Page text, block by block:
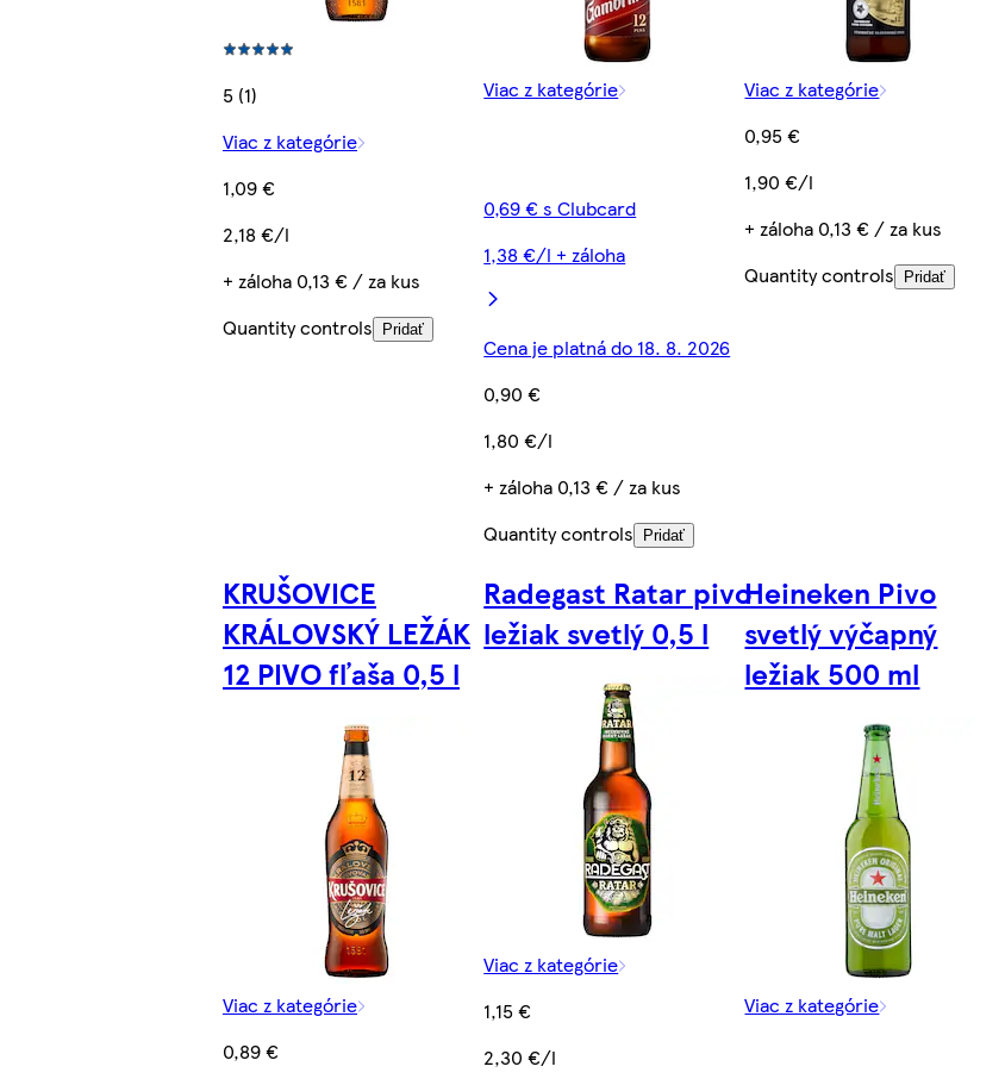
5 (1)
Viac z kategórie
1,09 €
2,18 €/l
+ záloha 0,13 € / za kus
Quantity controls Pridať
Viac z kategórie
0,69 € s Clubcard
1,38 €/l + záloha
Cena je platná do 18. 8. 2026
0,90 €
1,80 €/l
+ záloha 0,13 € / za kus
Quantity controls Pridať
Viac z kategórie
0,95 €
1,90 €/l
+ záloha 0,13 € / za kus
Quantity controls Pridať
KRUŠOVICE
KRÁLOVSKÝ LEŽÁK
12 PIVO fľaša 0,5 l
Viac z kategórie
0,89 €
Radegast Ratar pivo
ležiak svetlý 0,5 l
Viac z kategórie
1,15 €
2,30 €/l
Heineken Pivo
svetlý výčapný
ležiak 500 ml
Viac z kategórie